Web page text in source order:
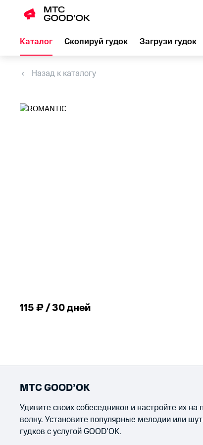
Каталог Скопируй гудок Загрузи гудок
Назад к каталогу
115 ₽ / 30 дней
МТС GOOD’OK
Удивите своих собеседников и настройте их на
волну. Установите популярные мелодии или
гудков с услугой GOOD’OK.